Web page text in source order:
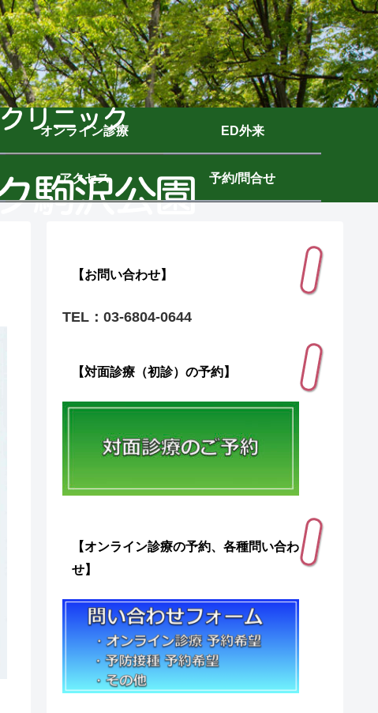
オンライン診療 ED外来
アクセス 予約/問合せ
【お問い合わせ】
TEL：03-6804-0644
【対面診療（初診）の予約】
【オンライン診療の予約、各種問い合わ
せ】